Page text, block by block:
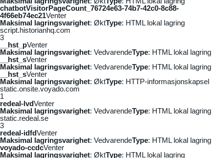
chatbotVisitorPageCount_76724e63-74b7-42c0-8c88-
4f66eb74ec21Venter
Maksimal lagringsvarighet: ØktType: HTML lokal lagring
script.historianhq.com
3
__hst_pVenter
Maksimal lagringsvarighet: VedvarendeType: HTML lokal lagring
__hst_sVenter
Maksimal lagringsvarighet: VedvarendeType: HTML lokal lagring
__hst_sVenter
Maksimal lagringsvarighet: ØktType: HTTP-informasjonskapsel
static.onsite.voyado.com
1
redeal-lvdVenter
Maksimal lagringsvarighet: VedvarendeType: HTML lokal lagring
static.redeal.se
3
redeal-idfdVenter
Maksimal lagringsvarighet: VedvarendeType: HTML lokal lagring
voyado-ccdcVenter
Maksimal lagringsvarighet: ØktType: HTML lokal lagring